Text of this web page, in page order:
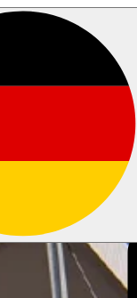
stap. Na
ook een